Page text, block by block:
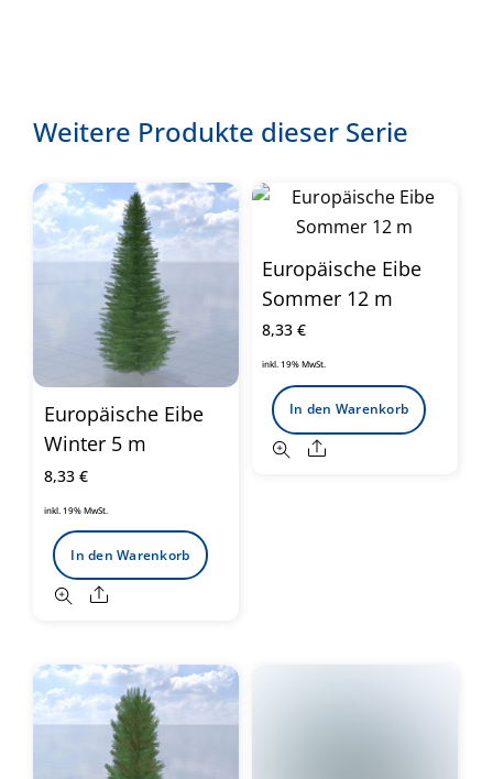
Weitere Produkte dieser Serie
Europäische Eibe
Winter 5 m
8,33 €
inkl. 19% MwSt.
In den Warenkorb
Share
Europäische Eibe
Sommer 12 m
8,33€
inkl. 19% MwSt.
In den Warenkorb
Share